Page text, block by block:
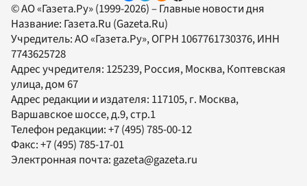
© АО «Газета.Ру» (1999-2026) – Главные новости дня
Название: Газета.Ru (Gazeta.Ru)
Учредитель:АО «Газета.Ру», ОГРН 1067761730376, ИНН
7743625728
Адрес учредителя: 125239, Россия, Москва, Коптевская
улица, дом 67
Адрес редакции и издателя: 117105, г. Москва,
Варшавское шоссе, д.9, стр.1
Телефон редакции:+7 (495) 785-00-12
Факс:+7 (495) 785-17-01
Электронная почта:gazeta@gazeta.ru